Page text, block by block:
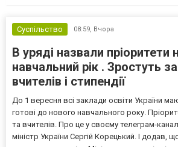
Суспільство 08:59, Вчора
В уряді назвали пріоритети
навчальний рік . Зростуть
вчителів і стипендії
До 1 вересня всі заклади освіти України
готові до нового навчального року.
та вчителів. Про це у своєму телеграм-
міністр України Сергій Корецький. І додав,